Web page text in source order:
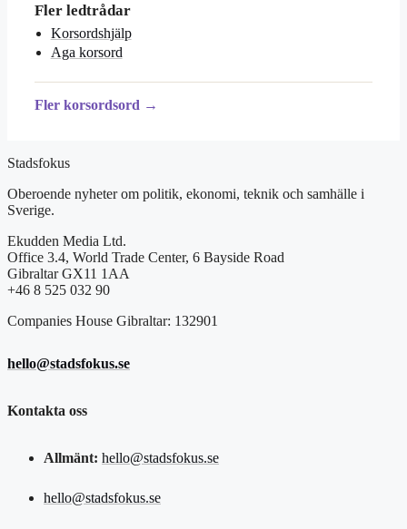
Fler ledtrådar
Korsordshjälp
Aga korsord
Fler korsordsord →
Stadsfokus
Oberoende nyheter om politik, ekonomi, teknik och samhälle i
Sverige.
Ekudden Media Ltd.
Office 3.4, World Trade Center, 6 Bayside Road
Gibraltar GX11 1AA
+46 8 525 032 90
Companies House Gibraltar: 132901
hello@stadsfokus.se
Kontakta oss
Allmänt: hello@stadsfokus.se
hello@stadsfokus.se